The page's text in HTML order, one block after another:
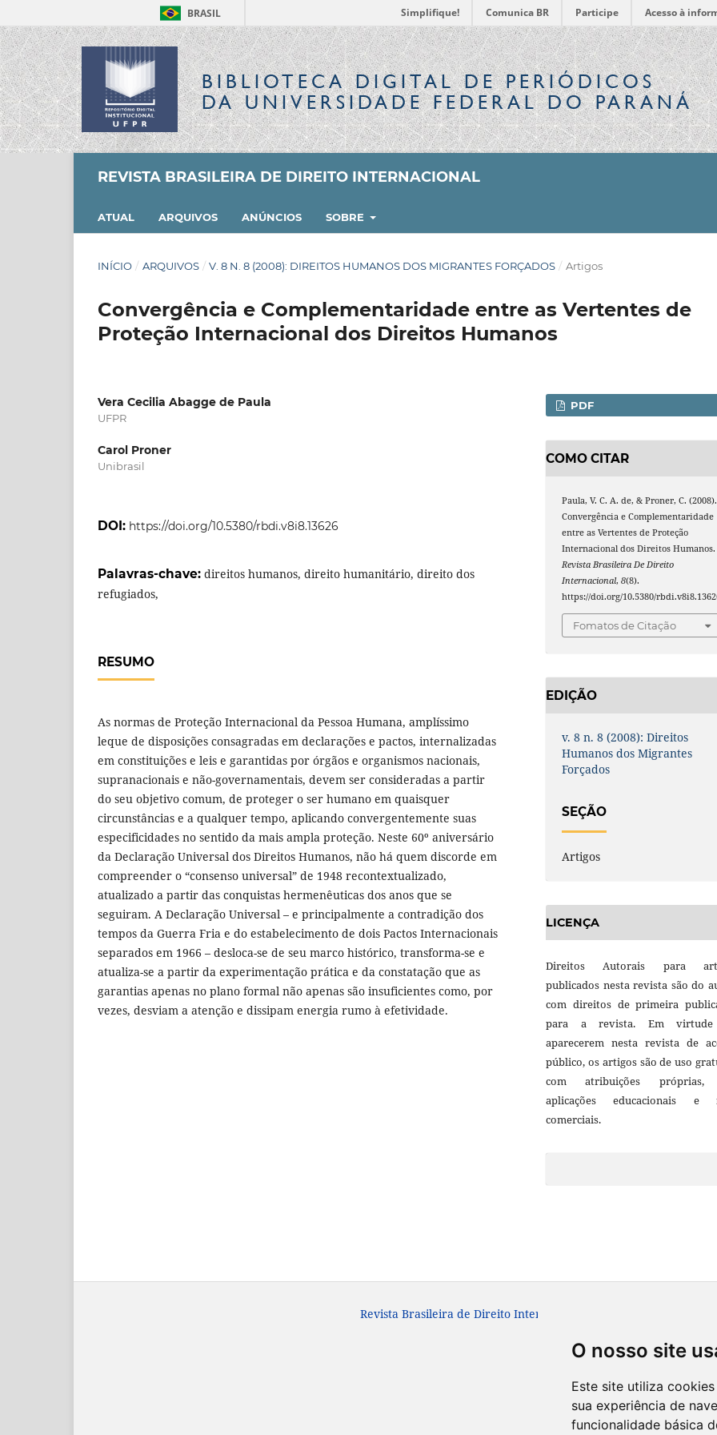
O nosso site
Este site utiliza
sua experiência de
funcionalidade básica
BRASIL Simplifique! Comunica BR Participe Acesso à
BIBLIOTECA DIGITALDE PERIÓDICOS
DA UNIVERSIDADE FEDERAL DO PARANÁ
REVISTA BRASILEIRA DE DIREITO INTERNACIONAL
ATUAL ARQUIVOS ANÚNCIOS SOBRE
INÍCIO / ARQUIVOS / V. 8 N. 8 (2008): DIREITOS HUMANOS DOS MIGRANTES FORÇADOS / Artigos
Convergência e Complementaridade entre as Vertentes de
Proteção Internacional dos Direitos Humanos
Vera Cecilia Abagge de Paula
UFPR
Carol Proner
Unibrasil
DOI: https://doi.org/10.5380/rbdi.v8i8.13626
Palavras-chave: direitos humanos, direito humanitário, direito dos
refugiados,
RESUMO
As normas de Proteção Internacional da Pessoa Humana, amplíssimo
leque de disposições consagradas em declarações e pactos, internalizadas
em constituições e leis e garantidas por órgãos e organismos nacionais,
supranacionais e não-governamentais, devem ser consideradas a partir
do seu objetivo comum, de proteger o ser humano em quaisquer
circunstâncias e a qualquer tempo, aplicando convergentemente suas
especificidades no sentido da mais ampla proteção. Neste 60º aniversário
da Declaração Universal dos Direitos Humanos, não há quem discorde em
compreender o “consenso universal” de 1948 recontextualizado,
atualizado a partir das conquistas hermenêuticas dos anos que se
seguiram. A Declaração Universal – e principalmente a contradição dos
tempos da Guerra Fria e do estabelecimento de dois Pactos Internacionais
separados em 1966 – desloca-se de seu marco histórico, transforma-se e
atualiza-se a partir da experimentação prática e da constatação que as
garantias apenas no plano formal não apenas são insuficientes como, por
vezes, desviam a atenção e dissipam energia rumo à efetividade.
PDF
COMO CITAR
Paula, V. C. A. de, & Proner, C. (2008).
Convergência e Complementaridade
entre as Vertentes de Proteção
Internacional dos Direitos Humanos.
Revista Brasileira De Direito
Internacional,8(8).
https://doi.org/10.5380/
Fomatos de Citação
EDIÇÃO
v. 8 n. 8 (2008): Direitos
Humanos dos Migrantes
Forçados
SEÇÃO
Artigos
LICENÇA
Direitos Autorais para
publicados nesta revista são do
com direitos de primeira
para a revista. Em
aparecerem nesta revista de
público, os artigos são de uso
com atribuições próprias,
aplicações educacionais e
comerciais.
Revista Brasileira de Direito Internacional - RBDI. ISSN: 1980-2587